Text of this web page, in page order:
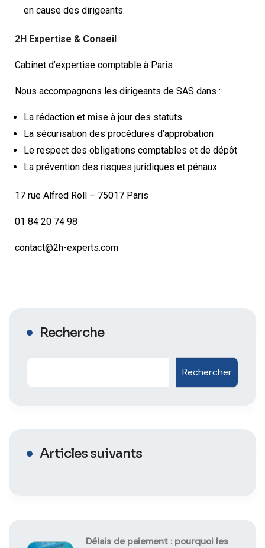
en cause des dirigeants.
2H Expertise & Conseil
Cabinet d’expertise comptable à Paris
Nous accompagnons les dirigeants de SAS dans :
La rédaction et mise à jour des statuts
La sécurisation des procédures d’approbation
Le respect des obligations comptables et de dépôt
La prévention des risques juridiques et pénaux
17 rue Alfred Roll – 75017 Paris
01 84 20 74 98
contact@2h-experts.com
Recherche
Rechercher
Articles suivants
Délais de paiement : pourquoi les